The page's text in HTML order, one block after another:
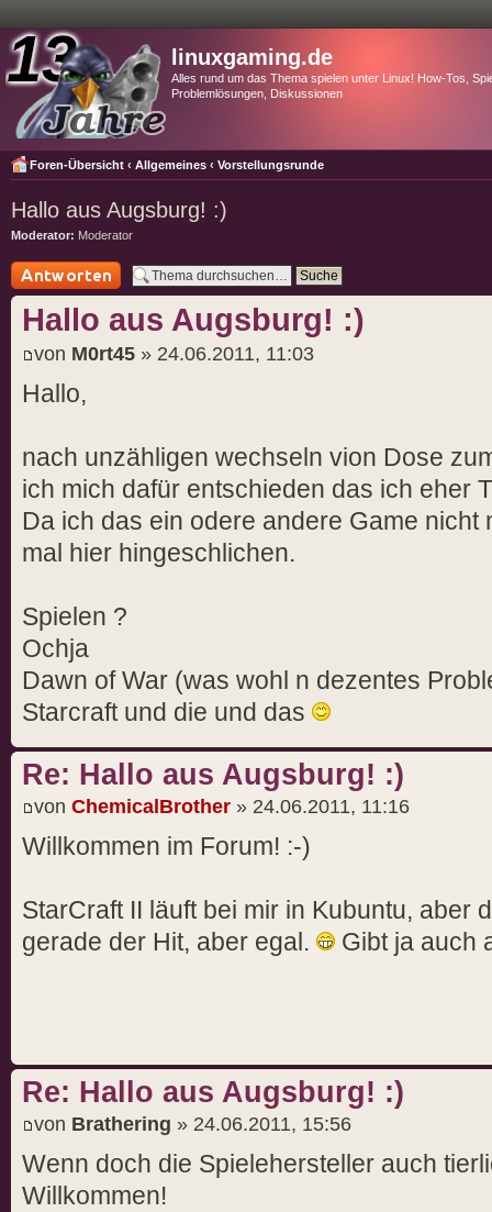
linuxgaming.de
Alles rund um das Thema spielen unter Linux! How-Tos,
Problemlösungen, Diskussionen
Foren-Übersicht ‹ Allgemeines ‹ Vorstellungsrunde
Hallo aus Augsburg! :)
Moderator: Moderator
Antwort schreiben
Hallo aus Augsburg! :)
von M0rt45 » 24.06.2011, 11:03
Hallo,
nach unzähligen wechseln vion Dose
ich mich dafür entschieden das ich eher
Da ich das ein odere andere Game
mal hier hingeschlichen.
Spielen ?
Ochja
Dawn of War (was wohl n dezentes
Starcraft und die und das
Re: Hallo aus Augsburg! :)
von ChemicalBrother » 24.06.2011, 11:16
Willkommen im Forum! :-)
StarCraft II läuft bei mir in Kubuntu, aber
gerade der Hit, aber egal.
Gibt ja auch
Re: Hallo aus Augsburg! :)
von Brathering » 24.06.2011, 15:56
Wenn doch die Spielehersteller auch
Willkommen!